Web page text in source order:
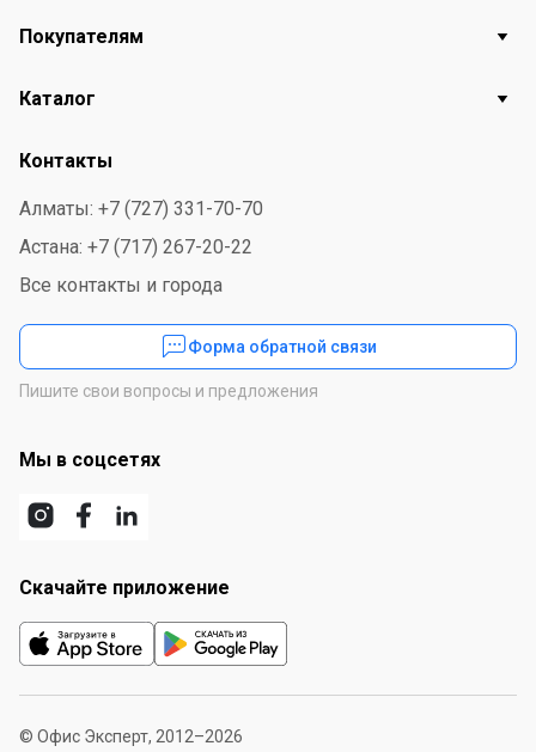
Покупателям
Каталог
Контакты
Алматы: +7 (727) 331-70-70
Астана: +7 (717) 267-20-22
Все контакты и города
Форма обратной связи
Пишите свои вопросы и предложения
Мы в соцсетях
Скачайте приложение
© Офис Эксперт, 2012–2026